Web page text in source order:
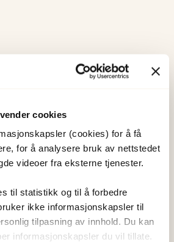
cookies
(cookies) for å få
for å analysere bruk av nettstedet
videoer fra eksterne tjenester.
til statistikk og til å forbedre
ikke informasjonskapsler til
tilpasning av innhold. Du kan
informasjonskapsler du vil tillate.
Johansen, Ragnhild Elise
Vis profil
2026